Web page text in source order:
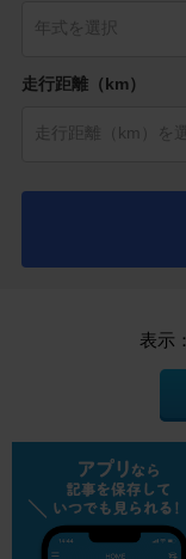
走行距離（km）
表示：